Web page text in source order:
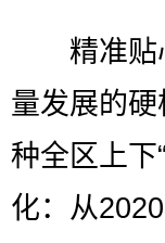
精准贴心
量发展的
种全区上下
化：从